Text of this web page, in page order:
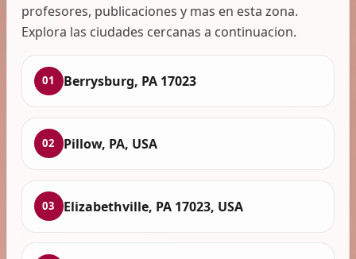
profesores, publicaciones y mas en esta zona.
Explora las ciudades cercanas a continuacion.
01 Berrysburg, PA 17023
02 Pillow, PA, USA
03 Elizabethville, PA 17023, USA